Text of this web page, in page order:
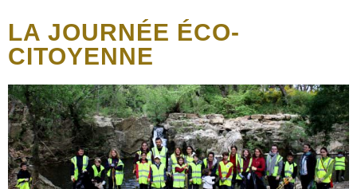
LA JOURNÉE ÉCO-
CITOYENNE